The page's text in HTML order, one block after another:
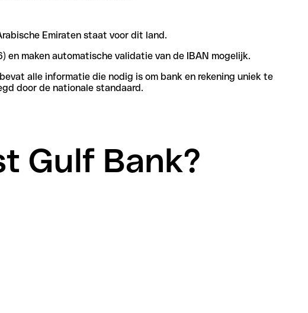
Emiraten staat voor dit land.
maken automatische validatie van de IBAN mogelijk.
alle informatie die nodig is om bank en rekening uniek te
door de nationale standaard.
Gulf Bank?